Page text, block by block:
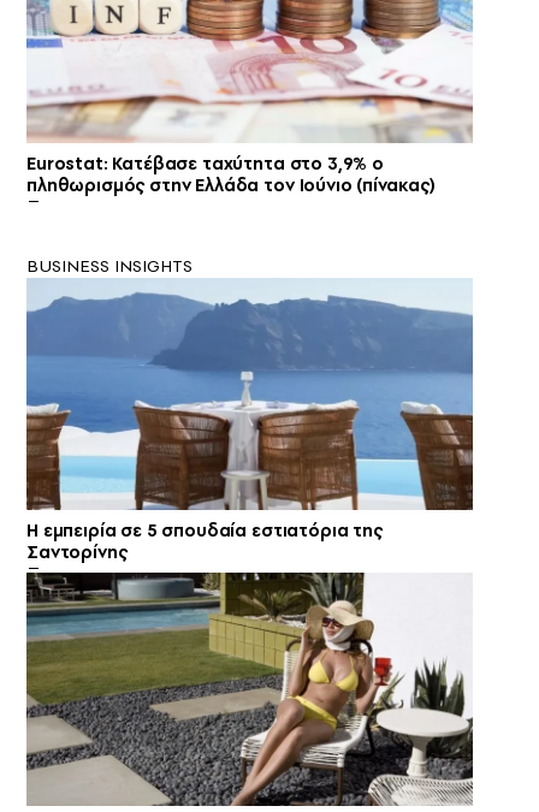
Eurostat: Κατέβασε ταχύτητα στο 3,9% ο
πληθωρισμός στην Ελλάδα τον Ιούνιο (πίνακας)
BUSINESS INSIGHTS
Η εμπειρία σε 5 σπουδαία εστιατόρια της
Σαντορίνης